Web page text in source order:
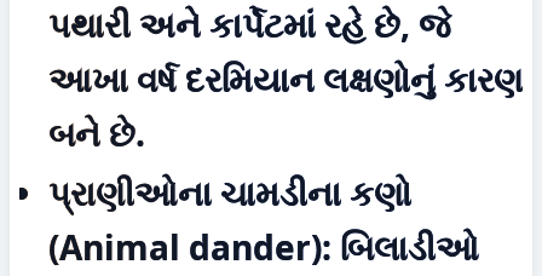
પથારી અને કાર્પેટમાં રહે છે, જે
આખા વર્ષ દરમિયાન લક્ષણોનું કારણ
બને છે.
પ્રાણીઓના ચામડીના કણો
(Animal dander): બિલાડીઓ